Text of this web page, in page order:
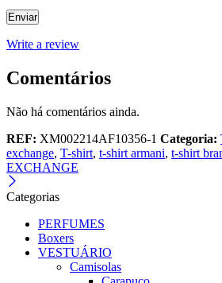
Write a review
Comentários
Não há comentários ainda.
REF: XM002214AF10356-1 Categoria:
exchange, T-shirt, t-shirt armani, t-shirt
EXCHANGE
Categorias
PERFUMES
Boxers
VESTUÁRIO
Camisolas